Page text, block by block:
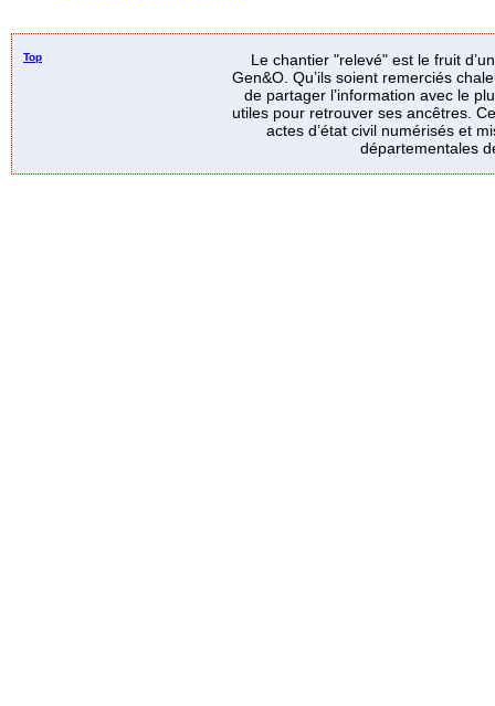
Top
Le chantier "relevé" est le fruit
Gen&O. Qu’ils soient remerciés
de partager l’information avec le
utiles pour retrouver ses ancêtres.
actes d’état civil numérisés et
départementales